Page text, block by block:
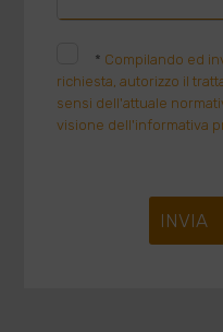
* Compilando ed
richiesta, autorizzo il
sensi dell'attuale
visione dell'informativa
INVIA